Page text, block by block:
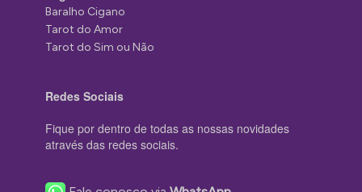
Baralho Cigano
Tarot do Amor
Tarot do Sim ou Não
Redes Sociais
Fique por dentro de todas as nossas novidades
através das redes sociais.